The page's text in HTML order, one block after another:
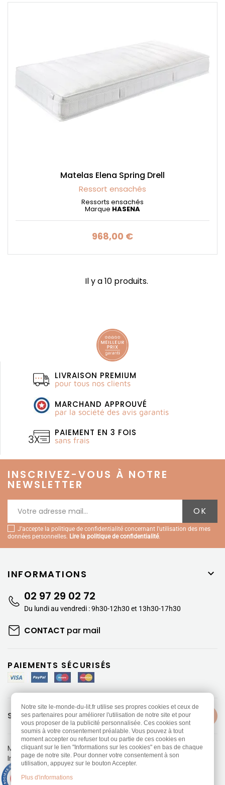
Matelas Elena Spring Drell
Ressort ensachés
Ressorts ensachés
Marque HASENA
Prix
968,00 €
Il y a 10 produits.
LIVRAISON PREMIUM
pour tous nos clients
MARCHAND APPROUVÉ
par la société des avis garantis
PAIEMENT EN 3 FOIS
sans frais
INSCRIVEZ-VOUS À NOTRE
NEWSLETTER
J'accepte la politique de confidentialité concernant l'utilisation des mes
données personnelles. Lire la politique de confidentialité.
INFORMATIONS 
02 97 29 02 72
Du lundi au vendredi : 9h30-12h30 et 13h30-17h30
CONTACT par mail
PAIEMENTS SÉCURISÉS
SUIVEZ-NOUS
Mentions légales-Politique de confidentialité
Information sur les Cookies-CGV
RéalisationDream me up
Notre site le-monde-du-lit.fr utilise ses propres cookies et ceux de
ses partenaires pour améliorer l'utilisation de notre site et pour
vous proposer de la publicité personnalisée. Ces cookies sont
soumis à votre consentement préalable. Vous pouvez à tout
moment accepter ou refuser tout ou partie de ces cookies en
cliquant sur le lien "Informations sur les cookies" en bas de chaque
page de notre site. Pour donner votre consentement à son
utilisation, appuyez sur le bouton Accepter.
Plus d'informations
/10